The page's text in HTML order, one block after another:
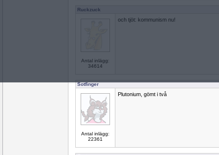
Ruckzuck
Antal inlägg:
34614
och tjöt: kommunism nu!
Sotfinger
Antal inlägg:
22361
Plutonium, gömt i två